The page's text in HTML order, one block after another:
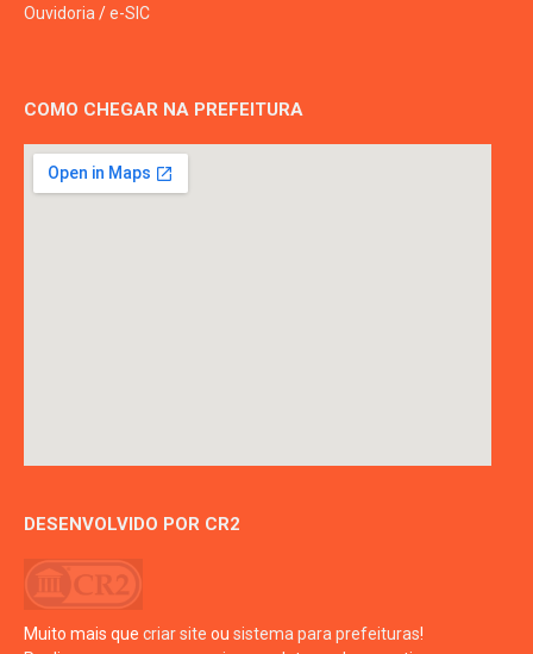
Ouvidoria /e-SIC
COMO CHEGAR NA PREFEITURA
DESENVOLVIDO POR CR2
Muito mais que criar site ou sistema para prefeituras!